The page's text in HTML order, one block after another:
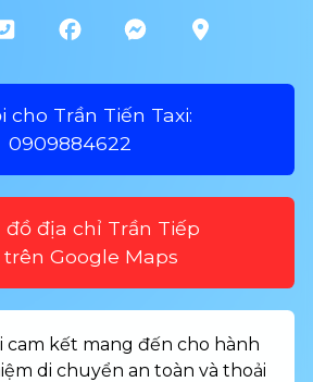
cho Trần Tiến Taxi:
0909884622
đồ địa chỉ Trần Tiếp
trên Google Maps
cam kết mang đến cho hành
di chuyển an toàn và thoải